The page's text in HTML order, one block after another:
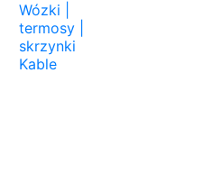
Wózki |
termosy |
skrzynki
Kable